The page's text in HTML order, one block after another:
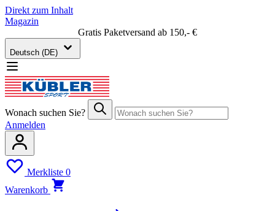
Direkt zum Inhalt
Magazin
Gratis Paketversand ab 150,- €
Deutsch (DE)
Wonach suchen Sie?
Anmelden
Merkliste 0
Warenkorb